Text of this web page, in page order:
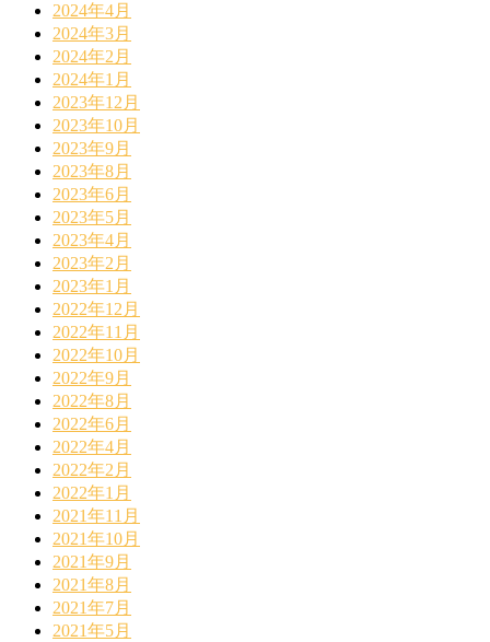
2024年4月
2024年3月
2024年2月
2024年1月
2023年12月
2023年10月
2023年9月
2023年8月
2023年6月
2023年5月
2023年4月
2023年2月
2023年1月
2022年12月
2022年11月
2022年10月
2022年9月
2022年8月
2022年6月
2022年4月
2022年2月
2022年1月
2021年11月
2021年10月
2021年9月
2021年8月
2021年7月
2021年5月